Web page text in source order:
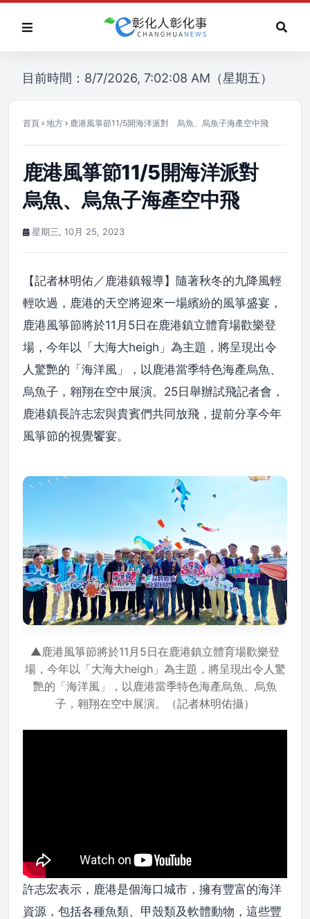
目前時間：8/7/2026, 7:02:08 AM（星期五）
首頁 地方 鹿港風箏節11/5開海洋派對 烏魚、烏魚子海產空中飛
鹿港風箏節11/5開海洋派對
烏魚、烏魚子海產空中飛
星期三, 10月 25, 2023
【記者林明佑／鹿港鎮報導】隨著秋冬的九降風輕
輕吹過，鹿港的天空將迎來一場繽紛的風箏盛宴，
鹿港風箏節將於11月5日在鹿港鎮立體育場歡樂登
場，今年以「大海大heigh」為主題，將呈現出令
人驚艷的「海洋風」，以鹿港當季特色海產烏魚、
烏魚子，翱翔在空中展演。25日舉辦試飛記者會，
鹿港鎮長許志宏與貴賓們共同放飛，提前分享今年
風箏節的視覺饗宴。
▲鹿港風箏節將於11月5日在鹿港鎮立體育場歡樂登
場，今年以「大海大heigh」為主題，將呈現出令人驚
艷的「海洋風」，以鹿港當季特色海產烏魚、烏魚
子，翱翔在空中展演。（記者林明佑攝）
許志宏表示，鹿港是個海口城市，擁有豐富的海洋
資源，包括各種魚類、甲殼類及軟體動物，這些豐